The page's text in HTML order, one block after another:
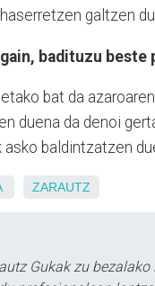
galtzen
badituzu beste
bat da
duena da denoi
asko baldintzatzen
ZARAUTZ
Gukak zu